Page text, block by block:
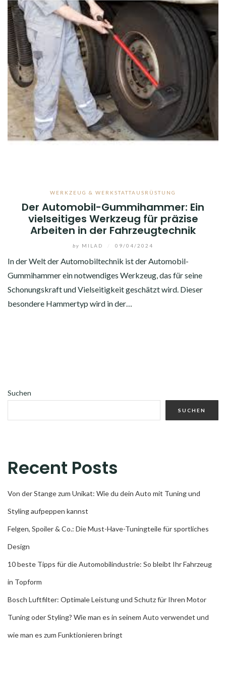
WERKZEUG & WERKSTATTAUSRÜSTUNG
Der Automobil-Gummihammer: Ein
vielseitiges Werkzeug für präzise
Arbeiten in der Fahrzeugtechnik
by MILAD 09/04/2024
In der Welt der Automobiltechnik ist der Automobil-
Gummihammer ein notwendiges Werkzeug, das für seine
Schonungskraft und Vielseitigkeit geschätzt wird. Dieser
besondere Hammertyp wird in der…
Suchen
SUCHEN
Recent Posts
Von der Stange zum Unikat: Wie du dein Auto mit Tuning und
Styling aufpeppen kannst
Felgen, Spoiler & Co.: Die Must-Have-Tuningteile für sportliches
Design
10 beste Tipps für die Automobilindustrie: So bleibt Ihr Fahrzeug
in Topform
Bosch Luftfilter: Optimale Leistung und Schutz für Ihren Motor
Tuning oder Styling? Wie man es in seinem Auto verwendet und
wie man es zum Funktionieren bringt